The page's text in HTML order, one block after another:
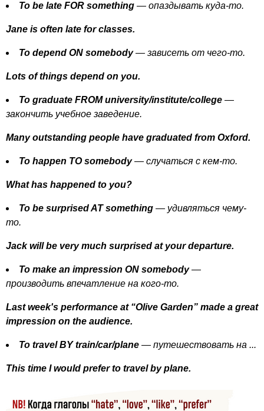
To be late FOR something — опаздывать куда-то.
Jane is often late for classes.
To depend ON somebody— зависеть от чего-то.
Lots of things depend on you.
To graduate FROM university/institute/college —
закончить учебное заведение.
Many outstanding people have graduated from Oxford.
To happen TO somebody— случаться с кем-то.
What has happened to you?
To be surprisedAT something — удивляться чему-
то.
Jack will be very much surprised at your departure.
To make an impression ON somebody—
производить впечатление на кого-то.
Last week's performance at“Olive Garden” made a great
impression on the audience.
To travel BY train/car/plane — путешествовать на ...
This time I would prefer to travel by plane.